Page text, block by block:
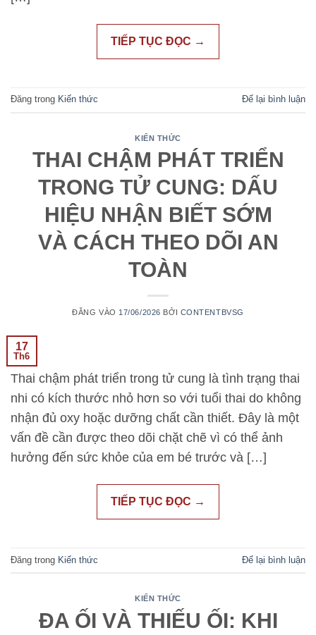
TIẾP TỤC ĐỌC →
Đăng trong Kiến thức Để lại bình luận
KIẾN THỨC
THAI CHẬM PHÁT TRIỂN
TRONG TỬ CUNG: DẤU
HIỆU NHẬN BIẾT SỚM
VÀ CÁCH THEO DÕI AN
TOÀN
ĐĂNG VÀO 17/06/2026 BỞI CONTENTBVSG
17
Th6
Thai chậm phát triển trong tử cung là tình trạng thai
nhi có kích thước nhỏ hơn so với tuổi thai do không
nhận đủ oxy hoặc dưỡng chất cần thiết. Đây là một
vấn đề cần được theo dõi chặt chẽ vì có thể ảnh
hưởng đến sức khỏe của em bé trước và […]
TIẾP TỤC ĐỌC →
Đăng trong Kiến thức Để lại bình luận
KIẾN THỨC
ĐA ỐI VÀ THIẾU ỐI: KHI